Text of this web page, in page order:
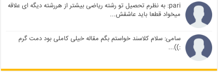
pari: به نظرم تحصیل تو رشته ریاضی بیشتر از هررشته دیگه ای علاقه
میخواد قطعا باید عاشقش...
سامی: سلام کلاسند خواستم بگم مقاله خیلی کاملی بود دمت گرم
:))...